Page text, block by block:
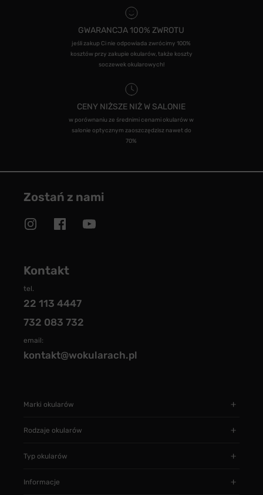
GWARANCJA 100% ZWROTU
jeśli zakup Ci nie odpowiada zwrócimy 100%
kosztów przy zakupie okularów, także koszty
soczewek okularowych!
CENY NIŻSZE NIŻ W SALONIE
w porównaniu ze średnimi cenami okularów w
salonie optycznym zaoszczędzisz nawet do
70%
Zostań z nami
Kontakt
tel.
22 113 4447
732 083 732
email:
kontakt@wokularach.pl
Marki okularów
Rodzaje okularów
Typ okularów
Informacje